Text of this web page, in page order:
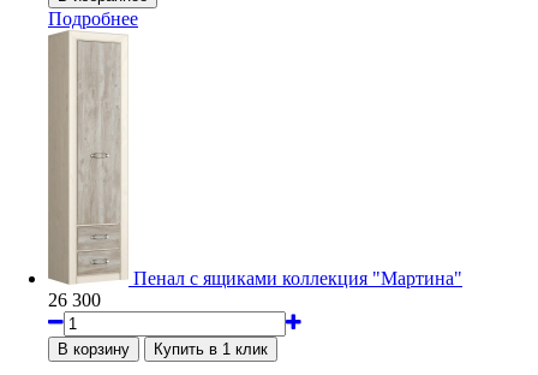
Подробнее
Пенал с ящиками коллекция "Мартина"
26 300